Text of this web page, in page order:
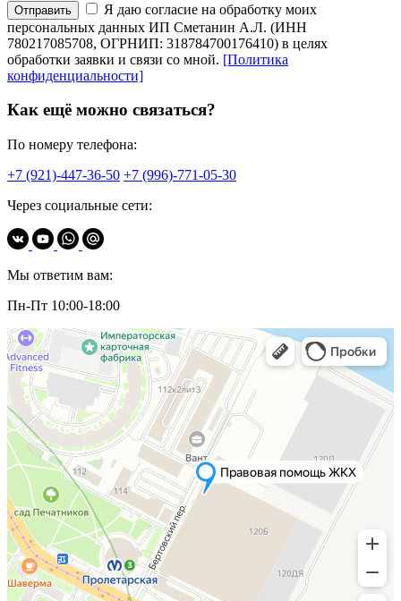
Отправить
Я даю согласие на обработку моих
персональных данных ИП Сметанин А.Л. (ИНН
780217085708, ОГРНИП: 318784700176410) в целях
обработки заявки и связи со мной. [Политика
конфиденциальности]
Как ещё можно связаться?
По номеру телефона:
+7 (921)-447-36-50 +7 (996)-771-05-30
Через социальные сети:
Мы ответим вам:
Пн-Пт 10:00-18:00